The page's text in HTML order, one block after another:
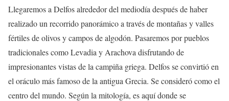
Llegaremos a Delfos alrededor del mediodía después de haber
realizado un recorrido panorámico a través de montañas y valles
fértiles de olivos y campos de algodón. Pasaremos por pueblos
tradicionales como Levadia y Arachova disfrutando de
impresionantes vistas de la campiña griega. Delfos se convirtió en
el oráculo más famoso de la antigua Grecia. Se consideró como el
centro del mundo. Según la mitología, es aquí donde se